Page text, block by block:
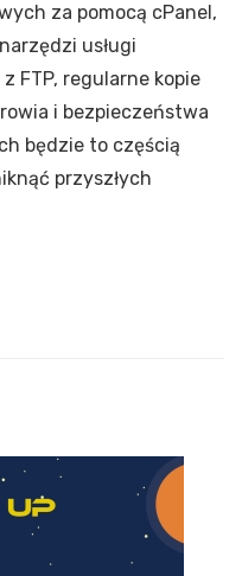
za pomocą cPanel,
usługi
FTP, regularne kopie
i bezpieczeństwa
będzie to częścią
przyszłych